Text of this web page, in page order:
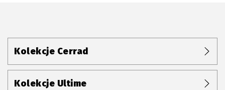
Kolekcje Cerrad
Kolekcje Ultime